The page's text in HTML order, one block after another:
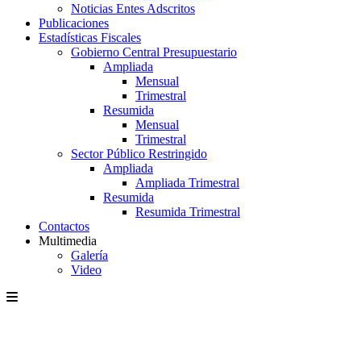
Noticias Entes Adscritos
Publicaciones
Estadísticas Fiscales
Gobierno Central Presupuestario
Ampliada
Mensual
Trimestral
Resumida
Mensual
Trimestral
Sector Público Restringido
Ampliada
Ampliada Trimestral
Resumida
Resumida Trimestral
Contactos
Multimedia
Galería
Video